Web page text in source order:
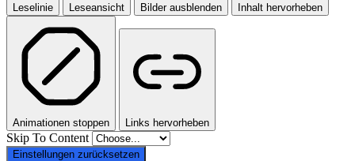
Leselinie Leseansicht Bilder ausblenden Inhalt hervorheben
Animationen stoppen Links hervorheben
Skip To Content
Einstellungen zurücksetzen